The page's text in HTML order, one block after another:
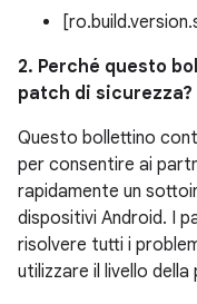
2. Perché questo
patch di sicurezza?
Questo bollettino
per consentire ai
rapidamente un
dispositivi Android. I
risolvere tutti i
utilizzare il livello